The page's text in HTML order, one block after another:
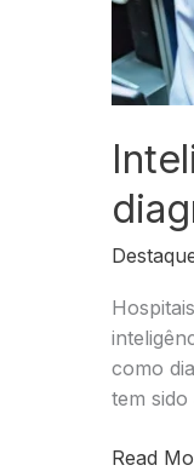
como
tem
Read